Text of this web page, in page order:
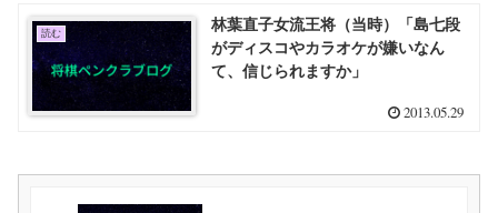
読む
林葉直子女流王将（当時）「島七段
がディスコやカラオケが嫌いなん
て、信じられますか」
2013.05.29